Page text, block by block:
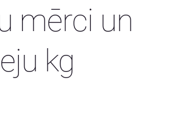
mērci un
kg